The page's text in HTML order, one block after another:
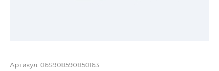
Артикул: 06S908590850163